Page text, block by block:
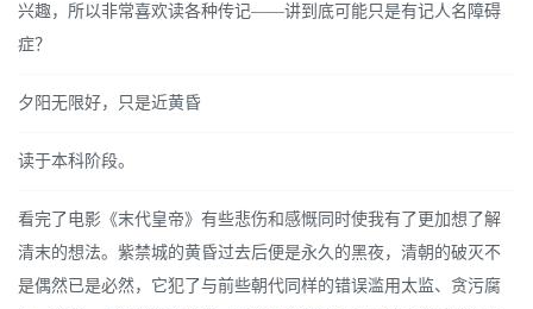
兴趣，所以非常喜欢读各种传记——讲到底可能只是有记人名障碍
症？
夕阳无限好，只是近黄昏
读于本科阶段。
看完了电影《末代皇帝》有些悲伤和感慨同时使我有了更加想了解
清末的想法。紫禁城的黄昏过去后便是永久的黑夜，清朝的破灭不
是偶然已是必然，它犯了与前些朝代同样的错误滥用太监、贪污腐